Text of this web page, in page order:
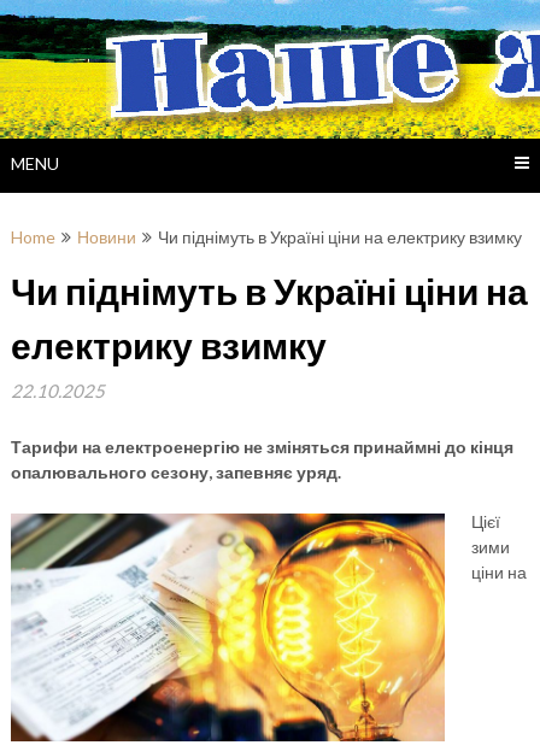
Skip
to
content
MENU
Home Новини Чи піднімуть в Україні ціни на електрику взимку
Чи піднімуть в Україні ціни на
електрику взимку
22.10.2025
Тарифи на електроенергію не зміняться принаймні до кінця
опалювального сезону, запевняє уряд.
Цієї
зими
ціни на